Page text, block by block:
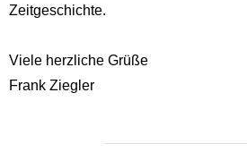
Zeitgeschichte.
Viele herzliche Grüße
Frank Ziegler